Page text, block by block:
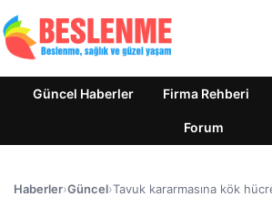
Güncel Haberler Firma Rehberi
Forum
Haberler›Güncel›Tavuk kararmasına kök